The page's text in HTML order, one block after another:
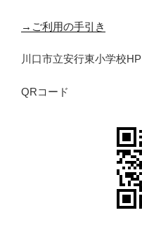
→ご利用の手引き
川口市立安行東小学校HP
QRコード